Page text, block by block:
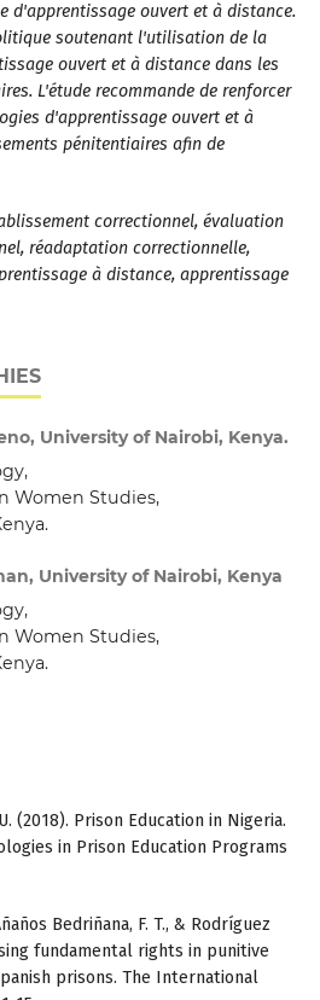
d'apprentissage ouvert et à distance.
soutenant l'utilisation de la
ouvert et à distance dans les
L'étude recommande de renforcer
d'apprentissage ouvert et à
pénitentiaires afin de
correctionnel, évaluation
réadaptation correctionnelle,
à distance, apprentissage
University of Nairobi, Kenya.
Women Studies,
University of Nairobi, Kenya
Women Studies,
(2018). Prison Education in Nigeria.
in Prison Education Programs
Bedriñana, F. T., & Rodríguez
fundamental rights in punitive
prisons. The International